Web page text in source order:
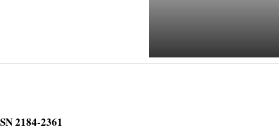
2184-2361